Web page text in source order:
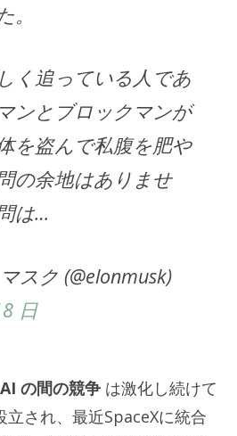
く追っている人であ
ンとブロックマンが
を盗んで私腹を肥や
の余地はありませ
は…
スク (@elonmusk)
日
の間の競争 は激化し続けて
立され、最近SpaceXに統合